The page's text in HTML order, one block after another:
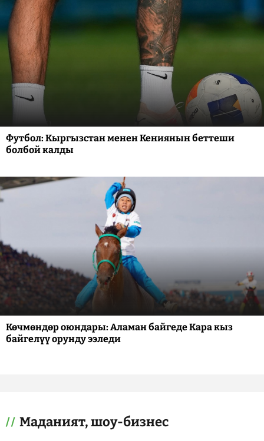
Футбол: Кыргызстан менен Кениянын беттеши
болбой калды
Көчмөндөр оюндары: Аламан байгеде Кара кыз
байгелүү орунду ээледи
Маданият, шоу-бизнес